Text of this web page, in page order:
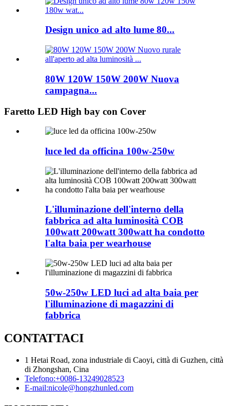
Design unico ad alto lume 80...
80W 120W 150W 200W Nuova
campagna...
Faretto LED High bay con Cover
luce led da officina 100w-250w
L'illuminazione dell'interno della
fabbrica ad alta luminosità COB
100watt 200watt 300watt ha condotto
l'alta baia per wearhouse
50w-250w LED luci ad alta baia per
l'illuminazione di magazzini di
fabbrica
CONTATTACI
1 Hetai Road, zona industriale di Caoyi, città di Guzhen, città
di Zhongshan, Cina
Telefono:+0086-13249028523
E-mail:nicole@hongzhunled.com